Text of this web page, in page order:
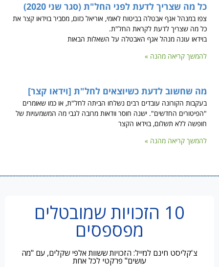
כל מה שצריך לדעת לפני החל"ת (סגר שני 2020)
צפו במנהל אגף אבטלה בביטוח לאומי, אוריאל כזום, מסביר בוידאו קצר את
כל מה שצריך לדעת לקראת החל"ת.
בוידאו עונה מנהל אגף האבטלה על השאלות הבאות
להמשך קריאה מהנה »
מה שחשוב לדעת כשיוצאים לחל"ת [וידאו קצר]
בעקבות הקורונה עובדים רבים נשלחו הביתה לחל"ת, או כמו שאומרים
"הפיטורים החדשים". ישנה חוסר וודאות מרובה לגבי מה המשמעויות של
חופשה ללא תשלום, בוידאו הקצר
להמשך קריאה מהנה »
10 הזכויות שמובטלים
מפספסים
צ'קליסט חינם למייל: הזכויות ששוות אלפי שקלים, עם "מה
עושים" פרקטי לכל אחת